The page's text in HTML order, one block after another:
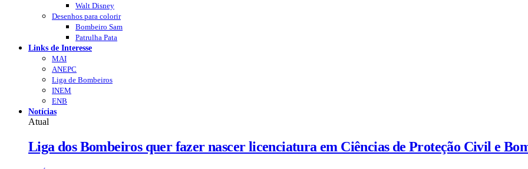
Walt Disney
Desenhos para colorir
Bombeiro Sam
Patrulha Pata
Links de Interesse
MAI
ANEPC
Liga de Bombeiros
INEM
ENB
Notícias
Atual
Liga dos Bombeiros quer fazer nascer licenciatura em Ciências de Proteção Civil e